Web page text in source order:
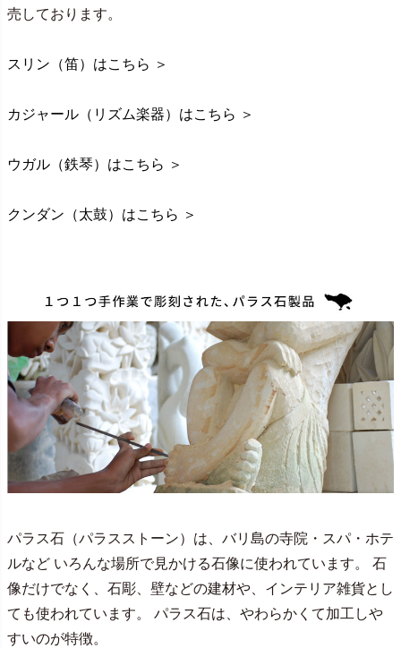
売しております。
スリン（笛）はこちら ＞
カジャール（リズム楽器）はこちら ＞
ウガル（鉄琴）はこちら ＞
クンダン（太鼓）はこちら ＞
パラス石（パラスストーン）は、バリ島の寺院・スパ・ホテ
ルなど いろんな場所で見かける石像に使われています。 石
像だけでなく、石彫、壁などの建材や、インテリア雑貨とし
ても使われています。 パラス石は、やわらかくて加工しや
すいのが特徴。